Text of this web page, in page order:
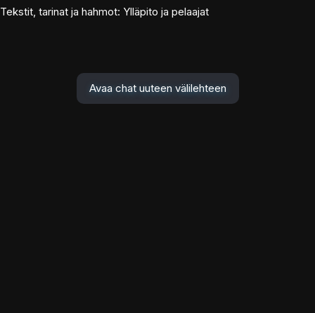
Tekstit, tarinat ja hahmot: Ylläpito ja pelaajat
Avaa chat uuteen välilehteen